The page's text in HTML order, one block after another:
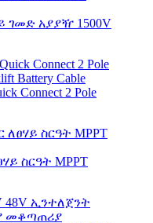
ገመድ አያያዥ 1500V
Connect 2 Pole
ስርዓት MPPT